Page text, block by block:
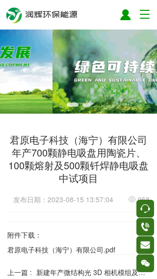
T
g
l
e
n
a
v
i
g
i
n
按钮
按钮
按钮
按钮
君原电子科技（海宁）有限公司
年产700颗静电吸盘用陶瓷片、
100颗熔射及500颗钎焊静电吸盘
中试项目
发布日期：2023-08-15 13:57:04 958
附件下载：
君原电子科技（海宁）有限公司.pdf
上一篇 : 新建年产微结构光 3D 相机模组及整机 20 万套项目竣工环境保护验收报告